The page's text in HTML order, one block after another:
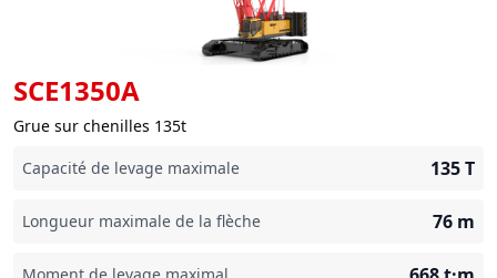
SCE1350A
Grue sur chenilles 135t
Capacité de levage maximale
135T
Longueur maximale de la flèche 76 m